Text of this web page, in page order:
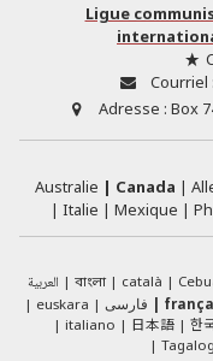
Ligue
Courriel :
Adresse : Box
Australie
Canada
Italie
Mexique
العربية বাংলা català
euskara
فارسی
italiano
日本語 한
Tagalog